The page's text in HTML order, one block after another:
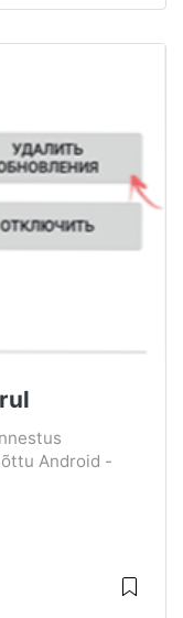
Android -